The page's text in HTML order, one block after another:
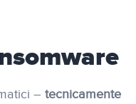
– tecnicamente